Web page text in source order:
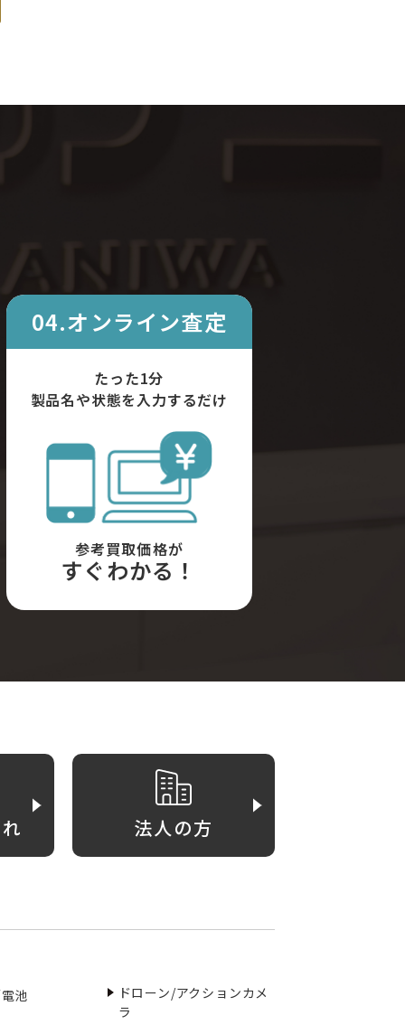
04.オンライン査定
たった1分
製品名や状態を入力するだけ
参考買取価格が
すぐわかる！
法人の方
池
ドローン/アクションカメ
ラ